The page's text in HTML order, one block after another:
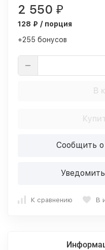
2 550 ₽
128 ₽ / порция
+255 бонусов
В
Сообщить
К сравнению В